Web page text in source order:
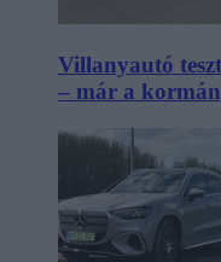
Villanyautó
– már a